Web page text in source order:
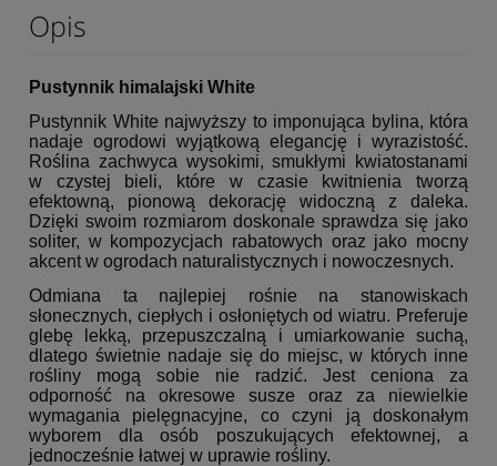
Opis
Pustynnik himalajski White
Pustynnik White najwyższy to imponująca bylina, która
nadaje ogrodowi wyjątkową elegancję i wyrazistość.
Roślina zachwyca wysokimi, smukłymi kwiatostanami
w czystej bieli, które w czasie kwitnienia tworzą
efektowną, pionową dekorację widoczną z daleka.
Dzięki swoim rozmiarom doskonale sprawdza się jako
soliter, w kompozycjach rabatowych oraz jako mocny
akcent w ogrodach naturalistycznych i nowoczesnych.
Odmiana ta najlepiej rośnie na stanowiskach
słonecznych, ciepłych i osłoniętych od wiatru. Preferuje
glebę lekką, przepuszczalną i umiarkowanie suchą,
dlatego świetnie nadaje się do miejsc, w których inne
rośliny mogą sobie nie radzić. Jest ceniona za
odporność na okresowe susze oraz za niewielkie
wymagania pielęgnacyjne, co czyni ją doskonałym
wyborem dla osób poszukujących efektownej, a
jednocześnie łatwej w uprawie rośliny.